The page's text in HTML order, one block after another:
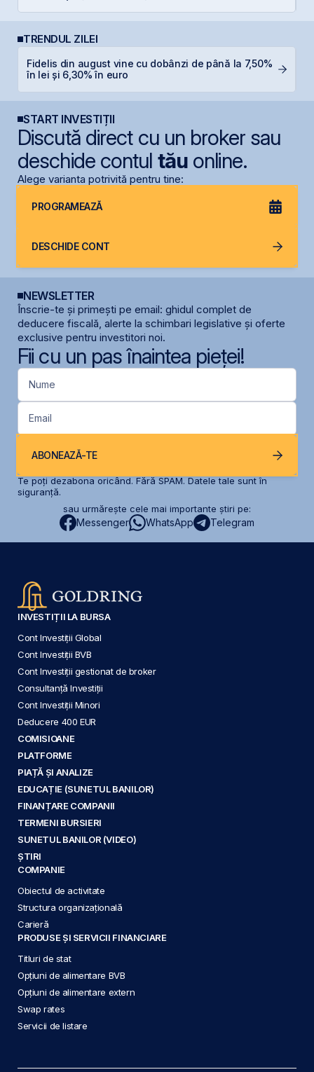
TRENDUL ZILEI
Fidelis din august vine cu dobânzi de până la 7,50%
în lei și 6,30% în euro
START INVESTIȚII
Discută direct cu un broker sau
deschide contul tăuonline.
Alege varianta potrivită pentru tine:
PROGRAMEAZĂ
DESCHIDE CONT
NEWSLETTER
Înscrie-te și primești pe email: ghidul complet de
deducere fiscală, alerte la schimbari legislative și oferte
exclusive pentru investitori noi.
Fii cu un pas înaintea pieței!
Nume
Email
ABONEAZĂ-TE
Te poți dezabona oricând. Fără SPAM. Datele tale sunt în
siguranță.
sau urmărește cele mai importante știri pe:
Messenger WhatsApp Telegram
INVESTIȚII LA BURSA
Cont Investiții Global
Cont Investiții BVB
Cont Investiții gestionat de broker
Consultanță Investiții
Cont Investiții Minori
Deducere 400 EUR
COMISIOANE
PLATFORME
PIAȚĂ ȘI ANALIZE
EDUCAȚIE (SUNETUL BANILOR)
FINANȚARE COMPANII
TERMENI BURSIERI
SUNETUL BANILOR (VIDEO)
ȘTIRI
COMPANIE
Obiectul de activitate
Structura organizațională
Carieră
PRODUSE ȘI SERVICII FINANCIARE
Titluri de stat
Opțiuni de alimentare BVB
Opțiuni de alimentare extern
Swap rates
Servicii de listare